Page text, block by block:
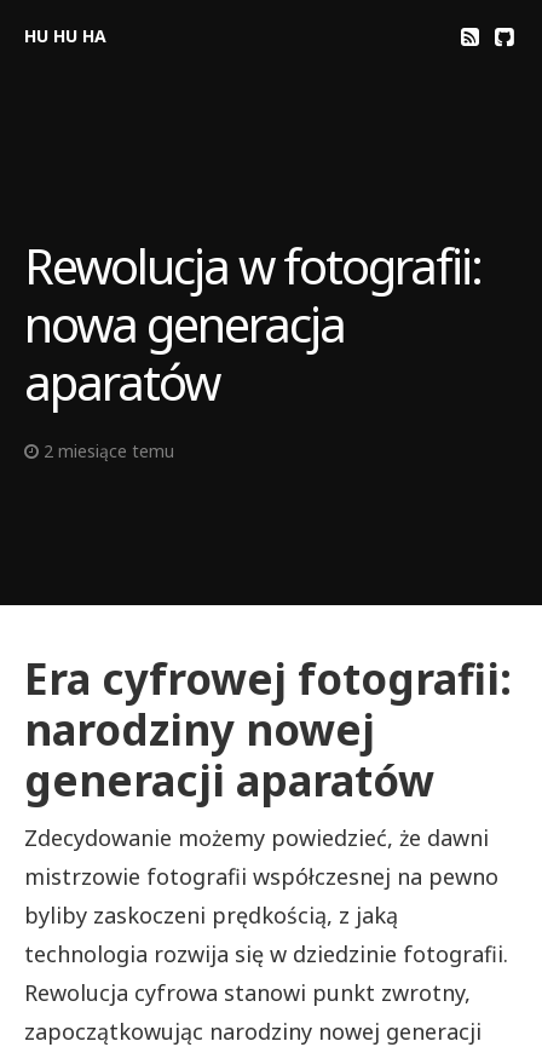
HU HU HA
Rewolucja w fotografii:
nowa generacja
aparatów
2 miesiące temu
Era cyfrowej fotografii:
narodziny nowej
generacji aparatów
Zdecydowanie możemy powiedzieć, że dawni
mistrzowie fotografii współczesnej na pewno
byliby zaskoczeni prędkością, z jaką
technologia rozwija się w dziedzinie fotografii.
Rewolucja cyfrowa stanowi punkt zwrotny,
zapoczątkowując narodziny nowej generacji